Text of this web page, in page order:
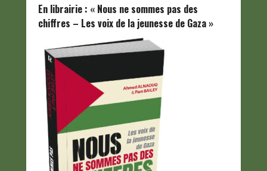
En librairie : « Nous ne sommes pas des
chiffres – Les voix de la jeunesse de Gaza »